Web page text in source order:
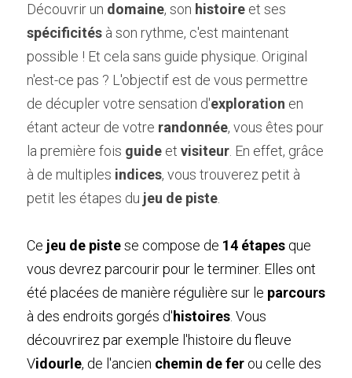
Découvrir un domaine, son histoire
spécificités à son rythme, c'est maintenant
possible ! Et cela sans guide physique. Original
n'est-ce pas ? L'objectif est de vous permettre
de décupler votre sensation d'exploration en
étant acteur de votre randonnée, vous êtes pour
la première fois guide et visiteur . En effet, grâce
à de multiples indices, vous trouverez petit à
petit les étapes du jeu de piste
Ce jeu de piste se compose de 14 étapes que
vous devrez parcourir pour le terminer. Elles ont
été placées de manière régulière sur le parcours
à des endroits gorgés d'histoires . Vous
découvrirez par exemple l'histoire du fleuve
Vidourle, de l'ancien chemin de fer